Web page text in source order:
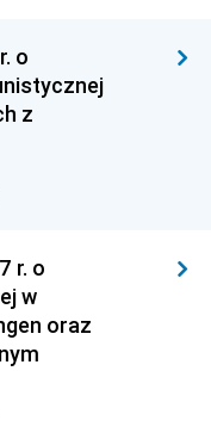
o
z
r. o
w
oraz